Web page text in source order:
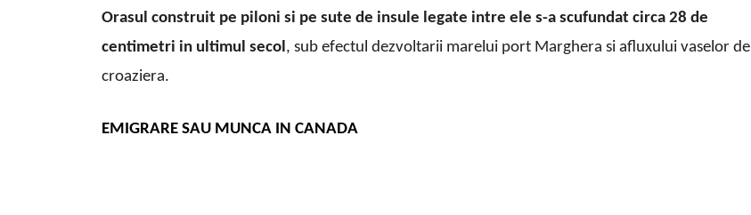
Orasul construit pe piloni si pe sute de insule legate intre ele s-a scufundat circa 28 de
centimetri in ultimul secol, sub efectul dezvoltarii marelui port Marghera si afluxului vaselor de
croaziera.
EMIGRARE SAU MUNCA IN CANADA